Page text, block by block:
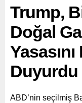
Trump,
Doğal
Yasasını
Duyurdu
ABD’nin seçilmiş